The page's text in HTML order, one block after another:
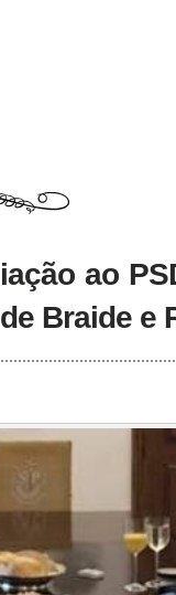
ao
Braide e